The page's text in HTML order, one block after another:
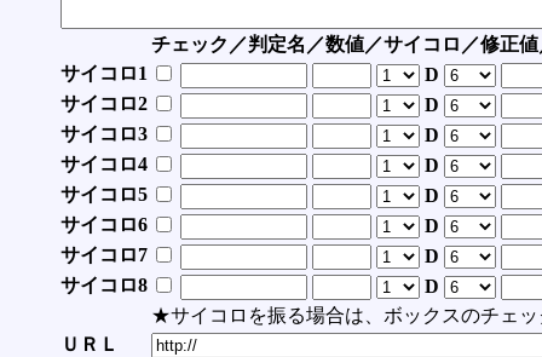
チェック／判定名／数値／サイコロ／修正
サイコロ1
D
サイコロ2
D
サイコロ3
D
サイコロ4
D
サイコロ5
D
サイコロ6
D
サイコロ7
D
サイコロ8
D
★サイコロを振る場合は、ボックスのチェッ
ＵＲＬ